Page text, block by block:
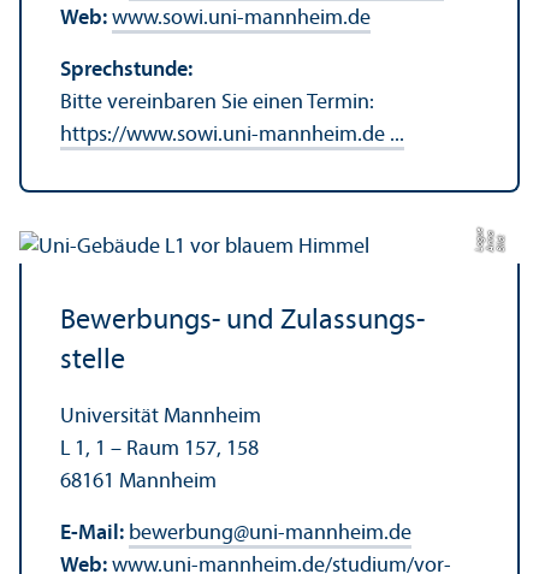
Web: www.sowi.uni-mannheim.de
Sprechstunde:
Bitte vereinbaren Sie einen Termin:
https://www.sowi.uni-mannheim.de ...
Bil
d:
A
n
n
aL
o
g
u
e
Bewerbungs- und Zulassungs­
stelle
Universität Mannheim
L 1, 1 – Raum 157, 158
68161 Mannheim
E-Mail: bewerbung@uni-mannheim.de
Web: www.uni-mannheim.de/studium/vor-